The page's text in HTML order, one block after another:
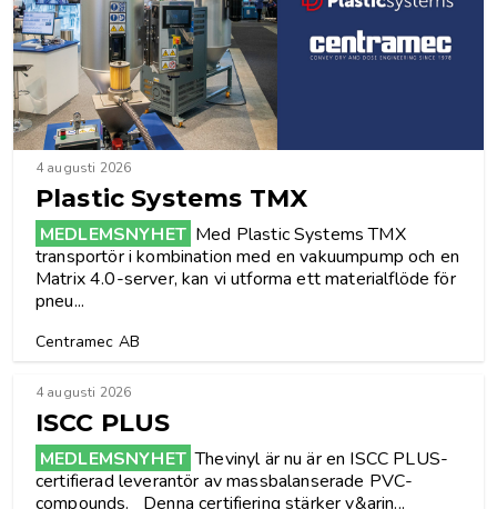
4 augusti 2026
Plastic Systems TMX
MEDLEMSNYHET Med Plastic Systems TMX
transportör i kombination med en vakuumpump och en
Matrix 4.0-server, kan vi utforma ett materialflöde för
pneu...
Centramec AB
4 augusti 2026
ISCC PLUS
MEDLEMSNYHET Thevinyl är nu är en ISCC PLUS-
certifierad leverantör av massbalanserade PVC-
compounds. Denna certifiering stärker v&arin...